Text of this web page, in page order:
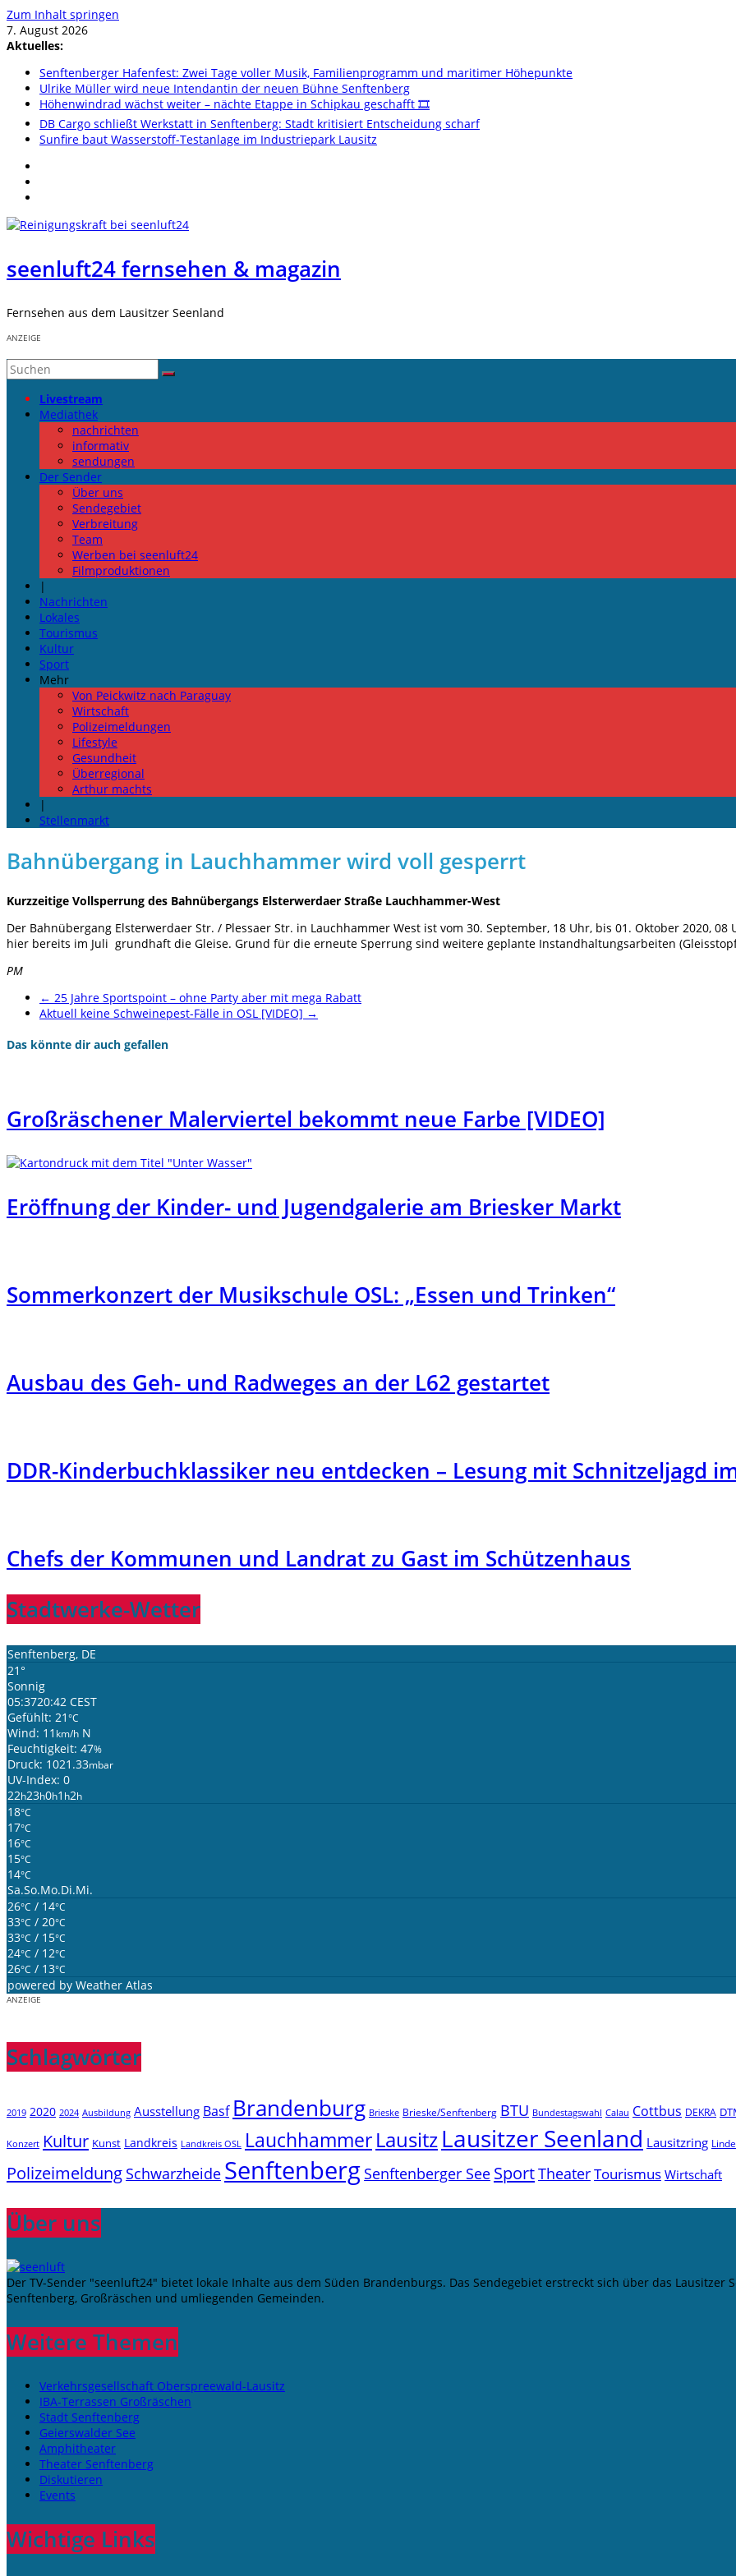
Zum Inhalt springen
7. August 2026
Aktuelles:
Senftenberger Hafenfest: Zwei Tage voller Musik, Familienprogramm und maritimer Höhepunkte
Ulrike Müller wird neue Intendantin der neuen Bühne Senftenberg
Höhenwindrad wächst weiter – nächte Etappe in Schipkau geschafft 🎞️
DB Cargo schließt Werkstatt in Senftenberg: Stadt kritisiert Entscheidung scharf
Sunfire baut Wasserstoff-Testanlage im Industriepark Lausitz
seenluft24 fernsehen & magazin
Fernsehen aus dem Lausitzer Seenland
ANZEIGE
Livestream
Mediathek
nachrichten
informativ
sendungen
Der Sender
Über uns
Sendegebiet
Verbreitung
Team
Werben bei seenluft24
Filmproduktionen
|
Nachrichten
Lokales
Tourismus
Kultur
Sport
Mehr
Von Peickwitz nach Paraguay
Wirtschaft
Polizeimeldungen
Lifestyle
Gesundheit
Überregional
Arthur machts
|
Stellenmarkt
Bahnübergang in Lauchhammer wird voll gesperrt
Kurzzeitige Vollsperrung des Bahnübergangs Elsterwerdaer Straße Lauchhammer-West
Der Bahnübergang Elsterwerdaer Str. / Plessaer Str. in Lauchhammer West ist vom 30. September, 18 Uhr, bis 01. Oktober 2020,
hier bereits im Juli grundhaft die Gleise. Grund für die erneute Sperrung sind weitere geplante Instandhaltungsarbeiten
PM
← 25 Jahre Sportspoint – ohne Party aber mit mega Rabatt
Aktuell keine Schweinepest-Fälle in OSL [VIDEO] →
Das könnte dir auch gefallen
Großräschener Malerviertel bekommt neue Farbe [VIDEO]
Eröffnung der Kinder- und Jugendgalerie am Briesker Markt
Sommerkonzert der Musikschule OSL: „Essen und Trinken“
Ausbau des Geh- und Radweges an der L62 gestartet
DDR-Kinderbuchklassiker neu entdecken – Lesung mit Schnitzeljagd
Chefs der Kommunen und Landrat zu Gast im Schützenhaus
Stadtwerke-Wetter
Senftenberg, DE
21°
Sonnig
05:3720:42 CEST
Gefühlt: 21 °C
Wind: 11 km/h N
Feuchtigkeit: 47%
Druck: 1021.33mbar
UV-Index: 0
22h23h0h1 h2h
18°C
17°C
16°C
15°C
14°C
Sa.So.Mo.Di.Mi.
26°C / 14°C
33°C / 20°C
33°C / 15°C
24°C / 12°C
26°C / 13°C
powered by Weather Atlas
ANZEIGE
Schlagwörter
2019 2020 2024 Ausbildung Ausstellung Basf Brandenburg Brieske Brieske/Senftenberg BTU Bundestagswahl Calau Cottbus DEKRA
Konzert Kultur Kunst Landkreis Landkreis OSL LauchhammerLausitzLausitzer Seenland Lausitzring
Polizeimeldung Schwarzheide Senftenberg Senftenberger See SportTheaterTourismus Wirtschaft
Über uns
Der TV-Sender "seenluft24" bietet lokale Inhalte aus dem Süden Brandenburgs. Das Sendegebiet erstreckt sich über das Lausitzer
Senftenberg, Großräschen und umliegenden Gemeinden.
Weitere Themen
Verkehrsgesellschaft Oberspreewald-Lausitz
IBA-Terrassen Großräschen
Stadt Senftenberg
Geierswalder See
Amphitheater
Theater Senftenberg
Diskutieren
Events
Wichtige Links